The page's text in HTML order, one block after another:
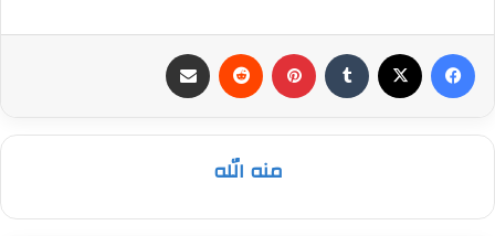
فيسبوك بينتيريست
منه الله